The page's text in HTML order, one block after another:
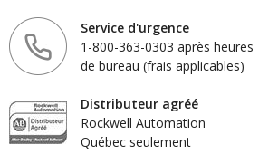
Service d'urgence
1-800-363-0303 après heures
de bureau (frais applicables)
Distributeur agréé
Rockwell Automation
Québec seulement